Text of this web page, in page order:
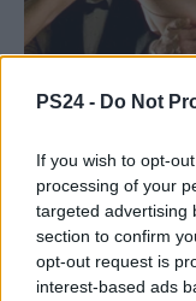
PS24 - Do Not
If you wish to opt-
processing of your
targeted advertising
section to confirm
opt-out request is
interest-based ads